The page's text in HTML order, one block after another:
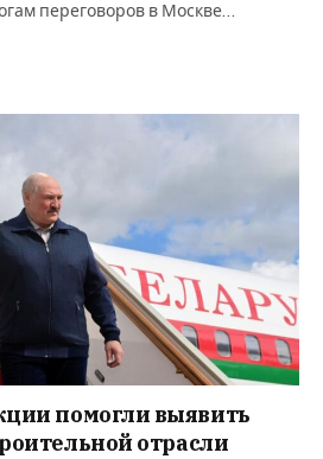
переговоров в Москве…
помогли выявить
отрасли